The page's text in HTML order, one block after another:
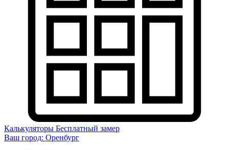
Калькуляторы Бесплатный замер
Ваш город: Оренбург